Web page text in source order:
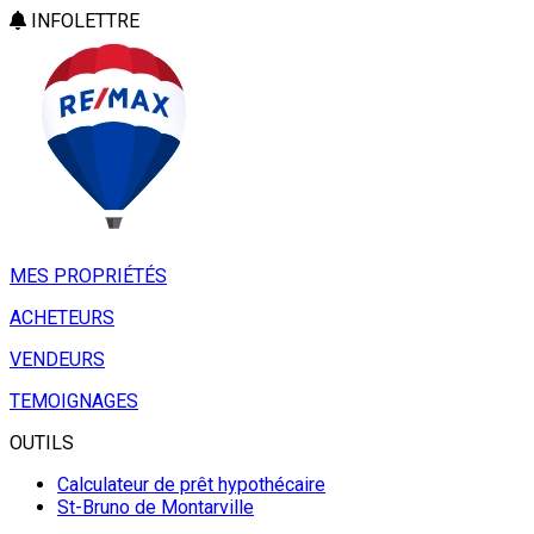
INFOLETTRE
MES PROPRIÉTÉS
ACHETEURS
VENDEURS
TEMOIGNAGES
OUTILS
Calculateur de prêt hypothécaire
St-Bruno de Montarville